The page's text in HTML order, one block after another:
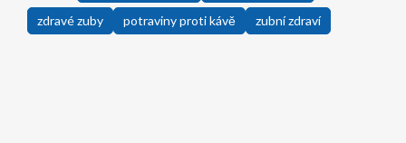
zdravé zuby potraviny proti kávě zubní zdraví